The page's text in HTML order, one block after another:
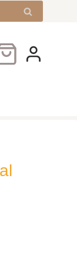
Recherche